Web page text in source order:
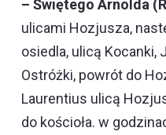
– Świętego Arnolda
ulicami Hozjusza,
osiedla, ulicą Kocanki,
Ostróżki, powrót do
Laurentius ulicą
do kościoła. w